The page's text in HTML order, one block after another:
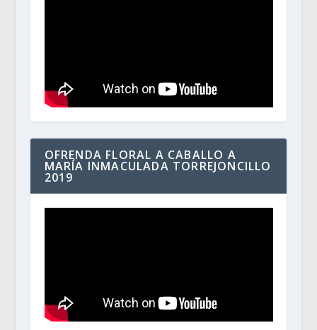
OFRENDA FLORAL A CABALLO A
MARÍA INMACULADA TORREJONCILLO
2019